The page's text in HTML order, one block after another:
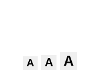
A A A